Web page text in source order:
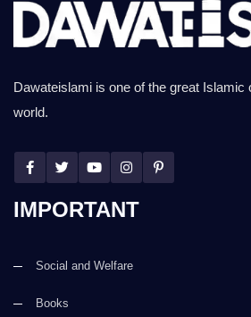
Dawateislami is one of the great Islamic
world.
IMPORTANT
Social and Welfare
Books